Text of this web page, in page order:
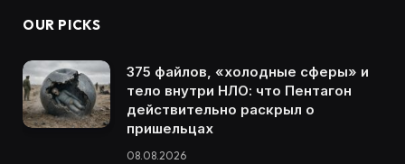
OUR PICKS
375 файлов, «холодные сферы» и
тело внутри НЛО: что Пентагон
действительно раскрыл о
пришельцах
08.08.2026